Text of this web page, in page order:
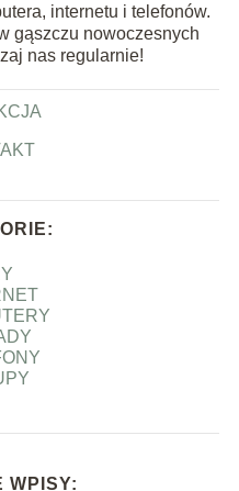
internetu i telefonów.
gąszczu nowoczesnych
nas regularnie!
WPISY: